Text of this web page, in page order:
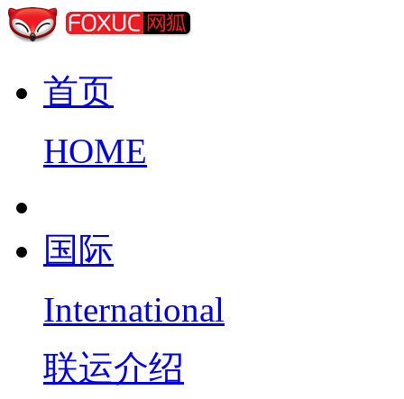
首页
HOME
国际
International
联运介绍